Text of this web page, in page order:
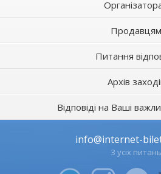
Продавцям
Питання
Архів
Відповіді на Ваші
info@internet-
З усіх питань